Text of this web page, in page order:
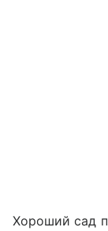
Хороший сад